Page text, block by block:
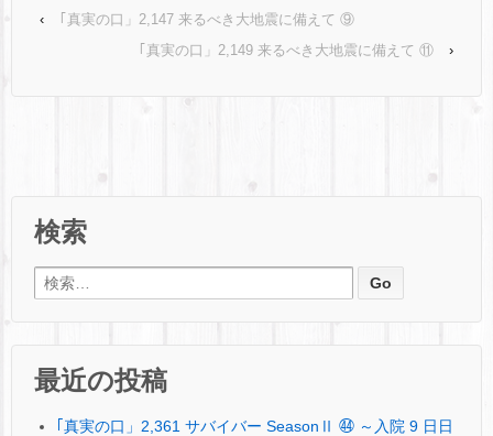
‹
｢真実の口」2,147 来るべき大地震に備えて ⑨
｢真実の口」2,149 来るべき大地震に備えて ⑪
›
検索
検索:
最近の投稿
｢真実の口」2,361 サバイバー SeasonⅡ ㊹ ～入院 9 日日